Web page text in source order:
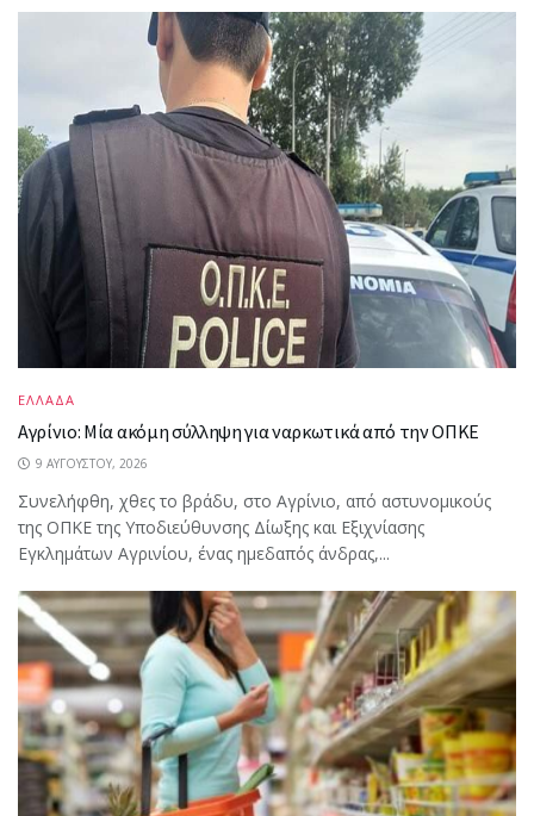
ΕΛΛΑΔΑ
Αγρίνιο: Μία ακόμη σύλληψη για ναρκωτικά από την ΟΠΚΕ
9 ΑΥΓΟΎΣΤΟΥ, 2026
Συνελήφθη, χθες το βράδυ, στο Αγρίνιο, από αστυνομικούς
της ΟΠΚΕ της Υποδιεύθυνσης Δίωξης και Εξιχνίασης
Εγκλημάτων Αγρινίου, ένας ημεδαπός άνδρας,...